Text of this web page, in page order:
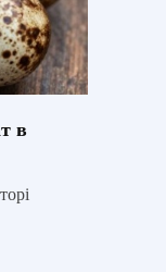
в